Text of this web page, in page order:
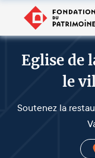
Eglise de
le
Soutenez la